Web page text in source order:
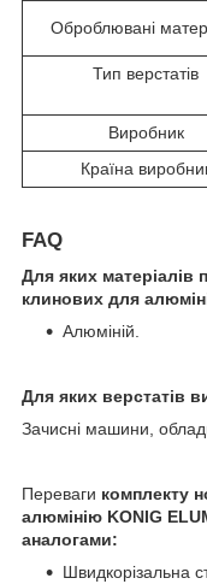
Оброблювані
Тип верстатів
Виробник
Країна
FAQ
Для яких матеріалів
клинових для
Алюміній.
Для яких верстатів
Зачисні машини,
Переваги комплекту
алюмінію KONIG
аналогами:
Швидкорізальна